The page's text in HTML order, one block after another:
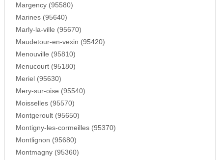
Margency (95580)
Marines (95640)
Marly-la-ville (95670)
Maudetour-en-vexin (95420)
Menouville (95810)
Menucourt (95180)
Meriel (95630)
Mery-sur-oise (95540)
Moisselles (95570)
Montgeroult (95650)
Montigny-les-cormeilles (95370)
Montlignon (95680)
Montmagny (95360)